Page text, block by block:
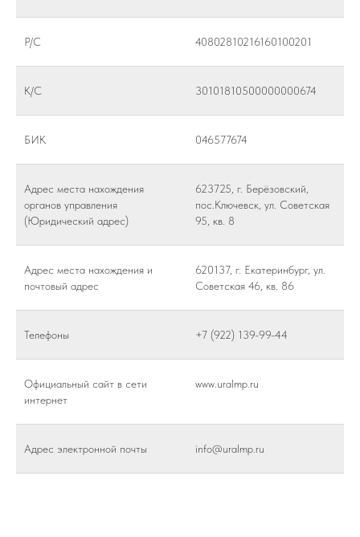
Р/С 40802810216160100201
К/С 30101810500000000674
БИК 046577674
Адрес места нахождения
органов управления
(Юридический адрес)
623725, г. Берёзовский,
пос.Ключевск, ул. Советская
95, кв. 8
Адрес места нахождения и
почтовый адрес
620137, г. Екатеринбург, ул.
Советская 46, кв. 86
Телефоны +7 (922) 139-99-44
Официальный сайт в сети
интернет
www.uralmp.ru
Адрес электронной почты info@uralmp.ru